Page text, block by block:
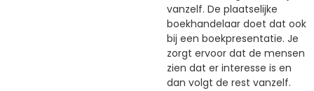
vanzelf. De plaatselijke
boekhandelaar doet dat ook
bij een boekpresentatie. Je
zorgt ervoor dat de mensen
zien dat er interesse is en
dan volgt de rest vanzelf.